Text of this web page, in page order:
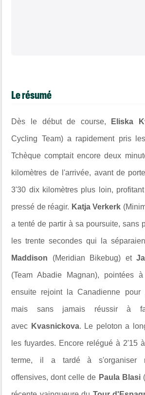
Le résumé
Dès le début de course, Eliska
Cycling Team) a rapidement pris
Tchèque comptait encore deux
kilomètres de l'arrivée, avant de
3'30 dix kilomètres plus loin,
pressé de réagir. Katja Verkerk
a tenté de partir à sa poursuite, sans
les trente secondes qui la
Maddison (Meridian Bikebug) et
(Team Abadie Magnan), pointées
ensuite rejoint la Canadienne pour
mais sans jamais réussir à
avec Kvasnickova. Le peloton a
les fuyardes. Encore relégué à 2'15
terme, il a tardé à s'organiser
offensives, dont celle de Paula Blasi